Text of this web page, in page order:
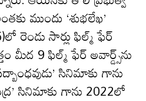
ముందు ‘శుభలేఖ’
రెండు సార్లు ఫిల్మ్ ఫేర్
మీద 9 ఫిల్మ్ ఫేర్ అవార్డ్స్‌ను
సినిమాకు గాను
సినిమాకు గాను 2022లో